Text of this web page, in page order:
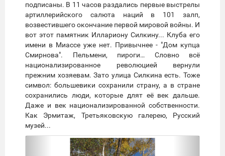
подписаны. В 11 часов раздались первые выстрелы
артиллерийского салюта наций в 101 залп,
возвестившего окончание первой мировой войны. И
вот этот памятник Иллариону Силкину... Клуба его
имени в Миассе уже нет. Привычнее - "Дом купца
Смирнова". Пельмени, пироги… Словно всё
национализированное революцией вернули
прежним хозяевам. Зато улица Силкина есть. Тоже
символ: большевики сохранили страну, а в стране
сохранились люди, которые длят её век дальше.
Даже и век национализированной собственности.
Как Эрмитаж, Третьяковскую галерею, Русский
музей...
Предыдущий